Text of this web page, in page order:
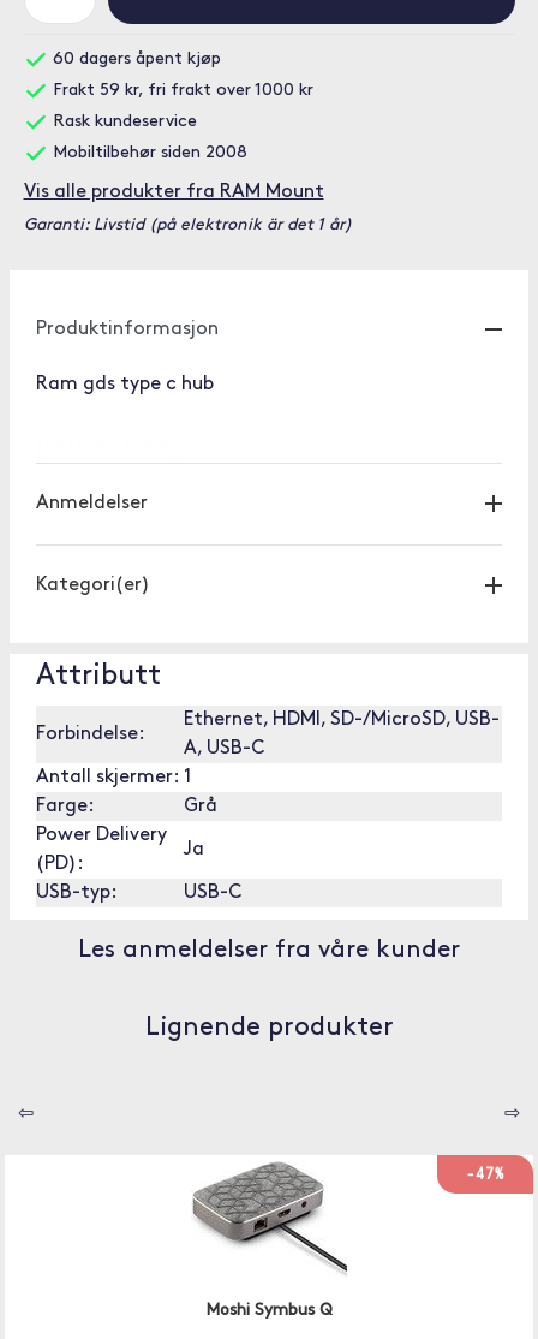
60 dagers åpent kjøp
Frakt 59 kr, fri frakt over 1000 kr
Rask kundeservice
Mobiltilbehør siden 2008
Vis alle produkter fra RAM Mount
Garanti: Livstid (på elektronik är det 1 år)
Produktinformasjon
Ram gds type c hub
Anmeldelser
Kategori(er)
Attributt
Forbindelse:
Ethernet, HDMI, SD-/MicroSD, USB-
A, USB-C
Antall skjermer: 1
Farge:
Grå
Power Delivery
(PD):
Ja
USB-typ: USB-C
Les anmeldelser fra våre kunder
Lignende produkter
⇦ ⇨
-47%
Moshi Symbus Q